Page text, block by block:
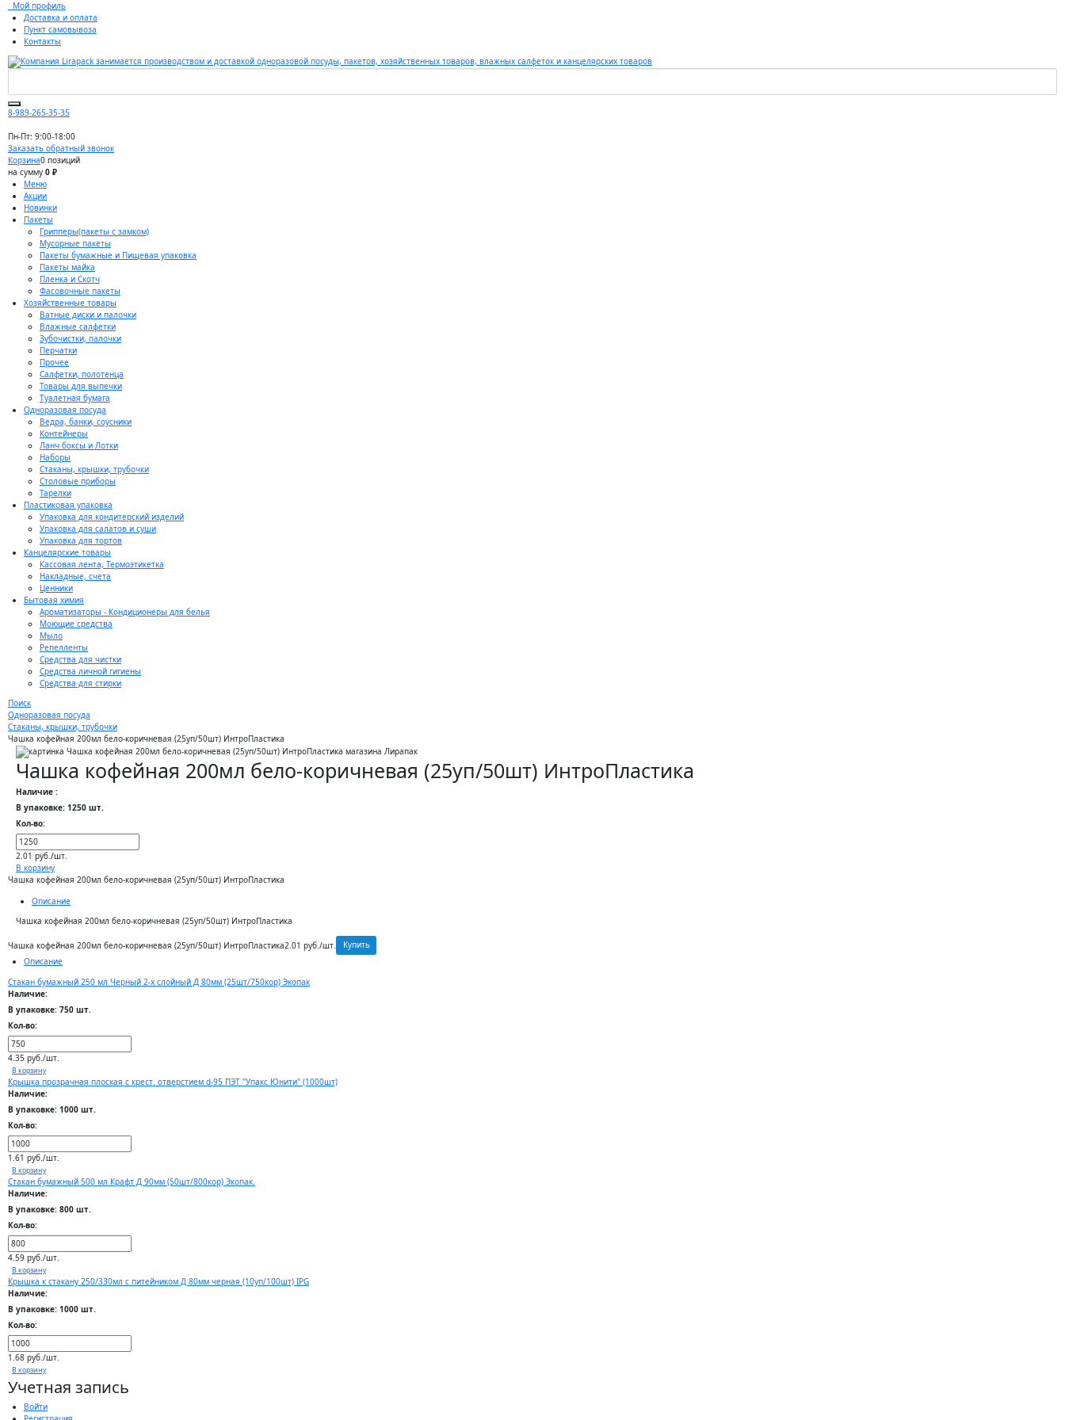
Мой профиль
Доставка и оплата
Пункт самовывоза
Контакты
8-989-265-35-35
Пн-Пт: 9:00-18:00
Заказать обратный звонок
Корзина0 позиций
на сумму 0 ₽
Меню
Акции
Новинки
Пакеты
Грипперы(пакеты с замком)
Мусорные пакеты
Пакеты бумажные и Пищевая упаковка
Пакеты майка
Пленка и Скотч
Фасовочные пакеты
Хозяйственные товары
Ватные диски и палочки
Влажные салфетки
Зубочистки, палочки
Перчатки
Прочее
Салфетки, полотенца
Товары для выпечки
Туалетная бумага
Одноразовая посуда
Ведра, банки, соусники
Контейнеры
Ланч боксы и Лотки
Наборы
Стаканы, крышки, трубочки
Столовые приборы
Тарелки
Пластиковая упаковка
Упаковка для кондитерский изделий
Упаковка для салатов и суши
Упаковка для тортов
Канцелярские товары
Кассовая лента, Термоэтикетка
Накладные, счета
Ценники
Бытовая химия
Ароматизаторы - Кондиционеры для белья
Моющие средства
Мыло
Репелленты
Средства для чистки
Средства личной гигиены
Средства для стирки
Поиск
Одноразовая посуда
Стаканы, крышки, трубочки
Чашка кофейная 200мл бело-коричневая (25уп/50шт) ИнтроПластика
Чашка кофейная 200мл бело-коричневая (25уп/50шт) ИнтроПластика
Наличие :
В упаковке: 1250 шт.
Кол-во:
2.01 руб./шт.
В корзину
Чашка кофейная 200мл бело-коричневая (25уп/50шт) ИнтроПластика
Описание
Чашка кофейная 200мл бело-коричневая (25уп/50шт) ИнтроПластика
Чашка кофейная 200мл бело-коричневая (25уп/50шт) ИнтроПластика2.01 руб./шт.
Купить
Описание
Стакан бумажный 250 мл Черный 2-х слойный Д 80мм (25шт/750кор) Экопак
Наличие:
В упаковке: 750 шт.
Кол-во:
4.35 руб./шт.
В корзину
Крышка прозрачная плоская с крест. отверстием d-95 ПЭТ "Упакс Юнити" (1000шт)
Наличие:
В упаковке: 1000 шт.
Кол-во:
1.61 руб./шт.
В корзину
Стакан бумажный 500 мл Крафт Д 90мм (50шт/800кор) Экопак.
Наличие:
В упаковке: 800 шт.
Кол-во:
4.59 руб./шт.
В корзину
Крышка к стакану 250/330мл с питейником Д 80мм черная (10уп/100шт) IPG
Наличие:
В упаковке: 1000 шт.
Кол-во:
1.68 руб./шт.
В корзину
Учетная запись
Войти